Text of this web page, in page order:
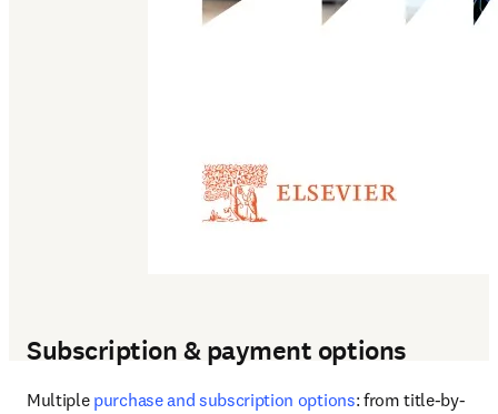
Subscription & payment options
Multiple purchase and subscription options: from title-by-